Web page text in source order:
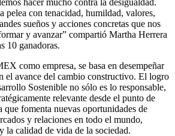
pelea con tenacidad, humildad, valores,
sueños y acciones concretas que nos
y avanzar” compartió Martha Herrera
10 ganadoras.
como empresa, se basa en desempeñar
el avance del cambio constructivo. El logro
Sostenible no sólo es lo responsable,
relevante desde el punto de
fomenta nuevas oportunidades de
y relaciones en todo el mundo,
la calidad de vida de la sociedad.